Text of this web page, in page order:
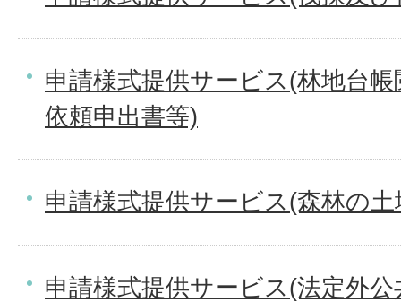
申請様式提供サービス(林地台
依頼申出書等)
申請様式提供サービス(森林の
申請様式提供サービス(法定外